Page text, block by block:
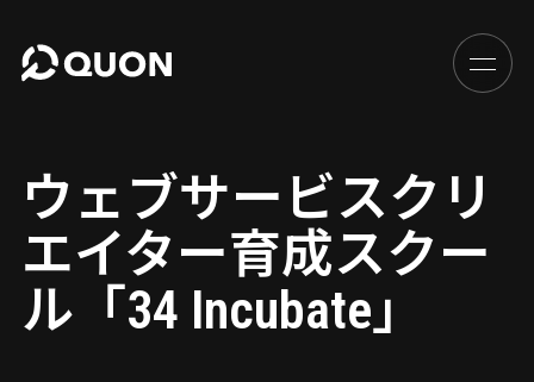
ウェブサービスクリ
エイター育成スクー
ル「34 Incubate」